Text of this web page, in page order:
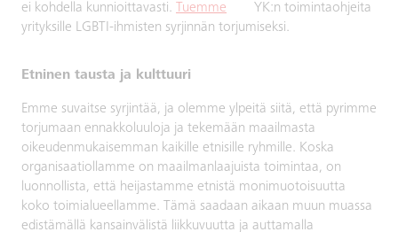
ei kohdella kunnioittavasti.
Tuemme
YK:n toimintaohjeita
yrityksille LGBTI-ihmisten syrjinnän torjumiseksi.
Etninen tausta ja kulttuuri
Emme suvaitse syrjintää, ja olemme ylpeitä siitä, että pyrimme
torjumaan ennakkoluuloja ja tekemään maailmasta
oikeudenmukaisemman kaikille etnisille ryhmille. Koska
organisaatiollamme on maailmanlaajuista toimintaa, on
luonnollista, että heijastamme etnistä monimuotoisuutta
koko toimialueellamme. Tämä saadaan aikaan muun muassa
edistämällä kansainvälistä liikkuvuutta ja auttamalla